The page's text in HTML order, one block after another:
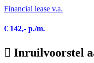
Financial lease v.a.
€ 142,- p./m.
Inruilvoorstel